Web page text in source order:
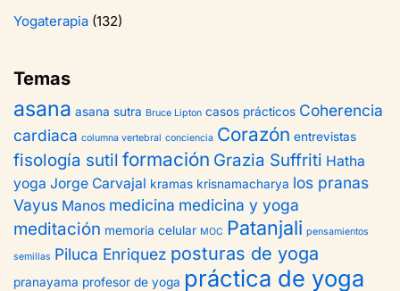
Yogaterapia (132)
Temas
asana asana sutra Bruce Lipton casos prácticos Coherencia
cardiaca columna vertebral conciencia Corazón entrevistas
fisología sutil formación Grazia Suffriti Hatha
yoga Jorge Carvajal kramas krisnamacharya los pranas
Vayus Manos medicina medicina y yoga
meditación memoria celular MOC Patanjali pensamientos
semillas Piluca Enriquez posturas de yoga
pranayama profesor de yoga práctica de yoga